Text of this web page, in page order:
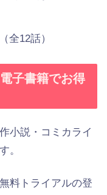
全12話）
子書籍でお得
小説・コミカライ
。
料トライアルの登